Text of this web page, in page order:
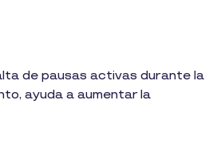
de pausas activas durante la
ayuda a aumentar la